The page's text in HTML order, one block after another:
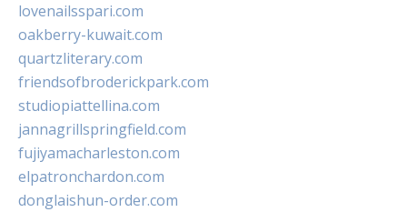
lovenailsspari.com
oakberry-kuwait.com
quartzliterary.com
friendsofbroderickpark.com
studiopiattellina.com
jannagrillspringfield.com
fujiyamacharleston.com
elpatronchardon.com
donglaishun-order.com